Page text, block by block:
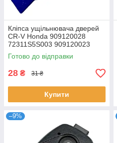
Кліпса ущільнювача дверей
CR-V Honda 909120028
72311S5S003 909120023
Готово до відправки
28 ₴ 31 ₴
Купити
–9%